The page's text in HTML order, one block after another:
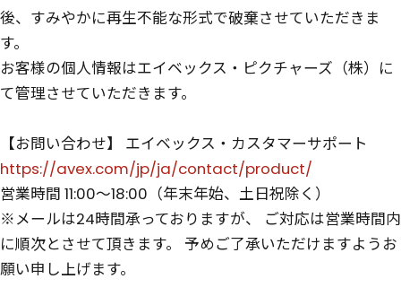
後、すみやかに再生不能な形式で破棄させていただきま
す。
お客様の個人情報はエイベックス・ピクチャーズ（株）に
て管理させていただきます。
【お問い合わせ】 エイベックス・カスタマーサポート
https://avex.com/jp/ja/contact/product/
営業時間 11:00～18:00（年末年始、土日祝除く）
※メールは24時間承っておりますが、 ご対応は営業時間内
に順次とさせて頂きます。 予めご了承いただけますようお
願い申し上げます。